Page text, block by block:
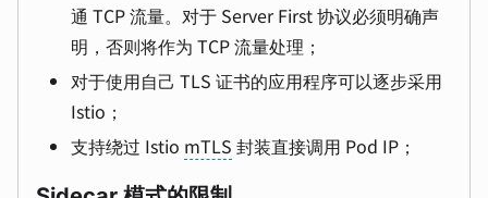
通 TCP 流量。对于 Server First 协议必须明确声
明，否则将作为 TCP 流量处理；
对于使用自己 TLS 证书的应用程序可以逐步采用
Istio；
支持绕过 Istio mTLS 封装直接调用 Pod IP；